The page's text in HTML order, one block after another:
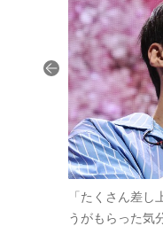
「たくさん差
うがもらった気